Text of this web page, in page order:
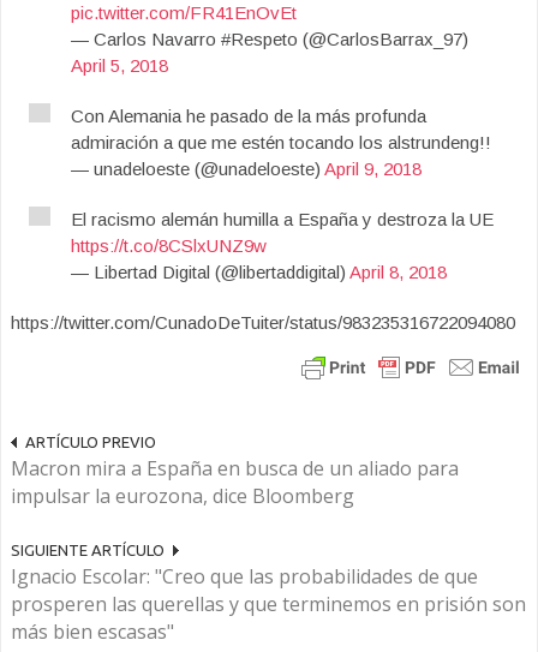
pic.twitter.com/FR41EnOvEt
— Carlos Navarro #Respeto (@CarlosBarrax_97)
April 5, 2018
Con Alemania he pasado de la más profunda
admiración a que me estén tocando los alstrundeng!!
— unadeloeste (@unadeloeste) April 9, 2018
El racismo alemán humilla a España y destroza la UE
https://t.co/8CSlxUNZ9w
— Libertad Digital (@libertaddigital) April 8, 2018
https://twitter.com/CunadoDeTuiter/status/983235316722094080
ARTÍCULO PREVIO
Macron mira a España en busca de un aliado para
impulsar la eurozona, dice Bloomberg
SIGUIENTE ARTÍCULO
Ignacio Escolar: "Creo que las probabilidades de que
prosperen las querellas y que terminemos en prisión son
más bien escasas"